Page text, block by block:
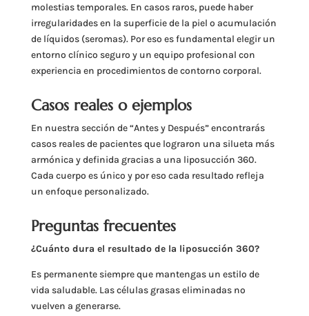
molestias temporales. En casos raros, puede haber
irregularidades en la superficie de la piel o acumulación
de líquidos (seromas). Por eso es fundamental elegir un
entorno clínico seguro y un equipo profesional con
experiencia en procedimientos de contorno corporal.
Casos reales o ejemplos
En nuestra sección de “Antes y Después” encontrarás
casos reales de pacientes que lograron una silueta más
armónica y definida gracias a una liposucción 360.
Cada cuerpo es único y por eso cada resultado refleja
un enfoque personalizado.
Preguntas frecuentes
¿Cuánto dura el resultado de la liposucción 360?
Es permanente siempre que mantengas un estilo de
vida saludable. Las células grasas eliminadas no
vuelven a generarse.